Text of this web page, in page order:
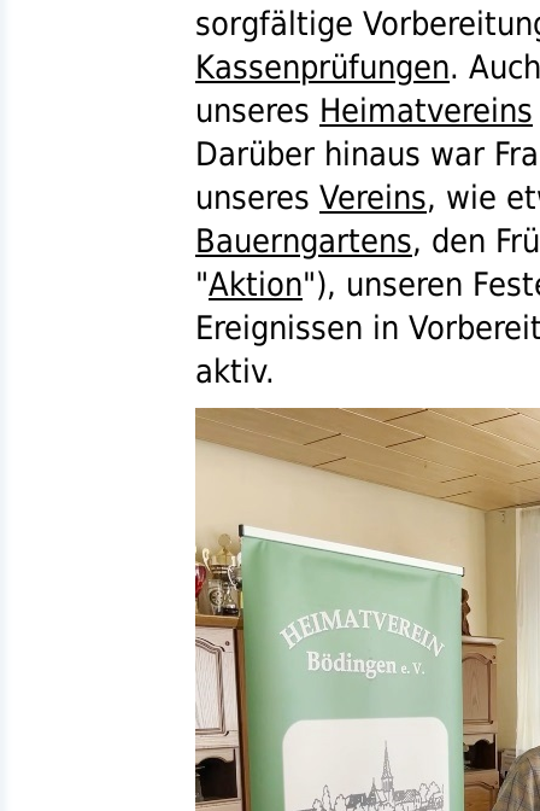
sorgfältige
Kassenprüfungen.
unseres Heimatvereins
Darüber hinaus war
unseres Vereins, wie
Bauerngartens, den
"Aktion"), unseren
Ereignissen in
aktiv.